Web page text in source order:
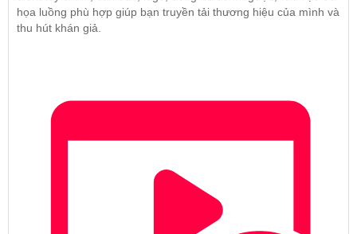
họa luồng phù hợp giúp bạn truyền tải thương hiệu của mình và
thu hút khán giả.